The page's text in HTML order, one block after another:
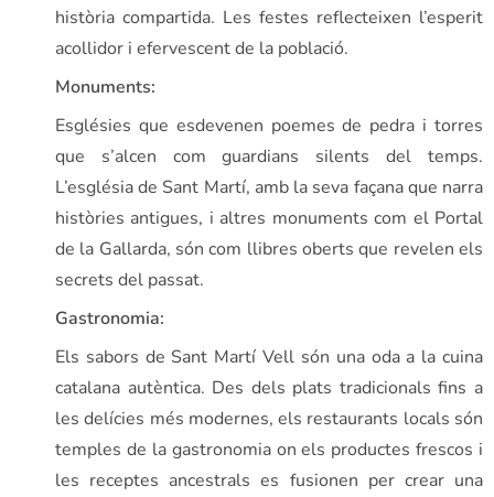
història compartida. Les festes reflecteixen l’esperit
acollidor i efervescent de la població.
Monuments:
Esglésies que esdevenen poemes de pedra i torres
que s’alcen com guardians silents del temps.
L’església de Sant Martí, amb la seva façana que narra
històries antigues, i altres monuments com el Portal
de la Gallarda, són com llibres oberts que revelen els
secrets del passat.
Gastronomia:
Els sabors de Sant Martí Vell són una oda a la cuina
catalana autèntica. Des dels plats tradicionals fins a
les delícies més modernes, els restaurants locals són
temples de la gastronomia on els productes frescos i
les receptes ancestrals es fusionen per crear una